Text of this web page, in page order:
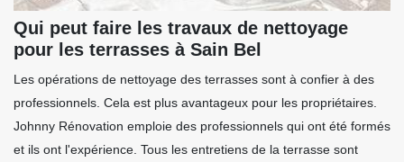
Qui peut faire les travaux de nettoyage
pour les terrasses à Sain Bel
Les opérations de nettoyage des terrasses sont à confier à des
professionnels. Cela est plus avantageux pour les propriétaires.
Johnny Rénovation emploie des professionnels qui ont été formés
et ils ont l'expérience. Tous les entretiens de la terrasse sont